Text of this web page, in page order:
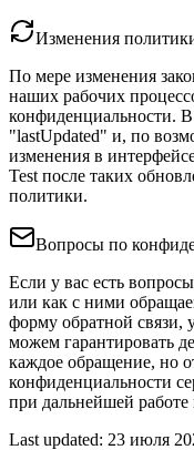
Изменения
По мере изменения
наших рабочих
конфиденциальности.
"lastUpdated" и, по
изменения в
Test после таких
политики.
Вопросы по
Если у вас есть
или как с ними
форму обратной
можем гарантировать
каждое обращение, но
конфиденциальности
при дальнейшей работе
Last updated: 23 июля